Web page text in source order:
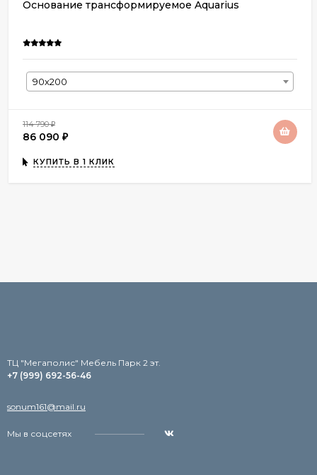
Основание трансформируемое Aquarius
90х200
114 790₽
86 090 ₽
КУПИТЬ В 1 КЛИК
TЦ "Мегаполис" Мебель Парк 2 эт.
+7 (999) 692-56-46
sonum161@mail.ru
Мы в соцсетях